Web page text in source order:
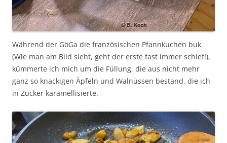
Während der GöGa die französischen Pfannkuchen buk
(Wie man am Bild sieht, geht der erste fast immer schief!),
kümmerte ich mich um die Füllung, die aus nicht mehr
ganz so knackigen Äpfeln und Walnüssen bestand, die ich
in Zucker karamellisierte.